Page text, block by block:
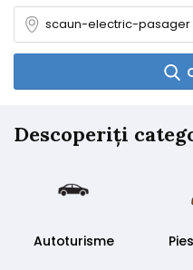
Descoperiți
Autoturisme